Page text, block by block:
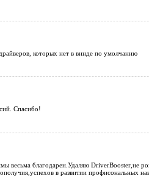
которых нет в винде по умолчанию
Спасибо!
весьма благодарен.Удаляю DriverBooster,не
в развитии профисональных